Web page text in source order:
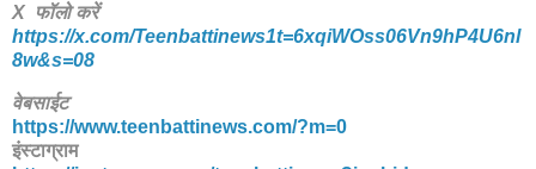
X फॉलो करें
https://x.com/Teenbattinews1t=6xqiWOss06Vn9hP4U6nl
8w&s=08
वेबसाईट
https://www.teenbattinews.com/?m=0
इंस्टाग्राम